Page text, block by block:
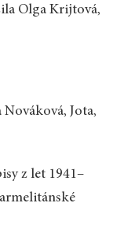
Olga Krijtová,
Jota,
z let 1941–